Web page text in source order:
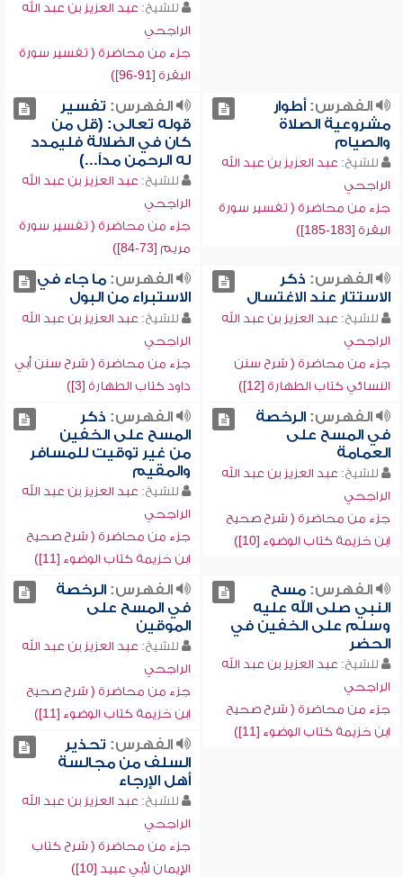
للشيخ: عبد العزيز بن عبد الله
الراجحي
جزء من محاضرة ( تفسير سورة
البقرة [91-96])
الفهرس:أطوار
مشروعية الصلاة
والصيام
للشيخ: عبد العزيز بن عبد الله
الراجحي
جزء من محاضرة ( تفسير سورة
البقرة [183-185])
الفهرس: تفسير
قوله تعالى: (قل من
كان في الضلالة فليمدد
له الرحمن مداً...)
للشيخ: عبد العزيز بن عبد الله
الراجحي
جزء من محاضرة ( تفسير سورة
مريم [73-84])
الفهرس: ذكر
الاستتار عند الاغتسال
للشيخ: عبد العزيز بن عبد الله
الراجحي
جزء من محاضرة ( شرح سنن
النسائي كتاب الطهارة [12])
الفهرس:ما جاء في
الاستبراء من البول
للشيخ: عبد العزيز بن عبد الله
الراجحي
جزء من محاضرة ( شرح سنن أبي
داود كتاب الطهارة [3])
الفهرس:الرخصة
في المسح على
العمامة
للشيخ: عبد العزيز بن عبد الله
الراجحي
جزء من محاضرة ( شرح صحيح
ابن خزيمة كتاب الوضوء [10])
الفهرس: ذكر
المسح على الخفين
من غير توقيت للمسافر
والمقيم
للشيخ: عبد العزيز بن عبد الله
الراجحي
جزء من محاضرة ( شرح صحيح
ابن خزيمة كتاب الوضوء [11])
الفهرس:مسح
النبي صلى الله عليه
وسلم على الخفين في
الحضر
للشيخ: عبد العزيز بن عبد الله
الراجحي
جزء من محاضرة ( شرح صحيح
ابن خزيمة كتاب الوضوء [11])
الفهرس:الرخصة
في المسح على
الموقين
للشيخ: عبد العزيز بن عبد الله
الراجحي
جزء من محاضرة ( شرح صحيح
ابن خزيمة كتاب الوضوء [11])
الفهرس: تحذير
السلف من مجالسة
أهل الإرجاء
للشيخ: عبد العزيز بن عبد الله
الراجحي
جزء من محاضرة ( شرح كتاب
الإيمان لأبي عبيد [10])